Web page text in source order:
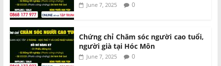
June 7, 2025 0
Chứng chỉ Chăm sóc người cao tuổi,
người già tại Hóc Môn
June 7, 2025 0